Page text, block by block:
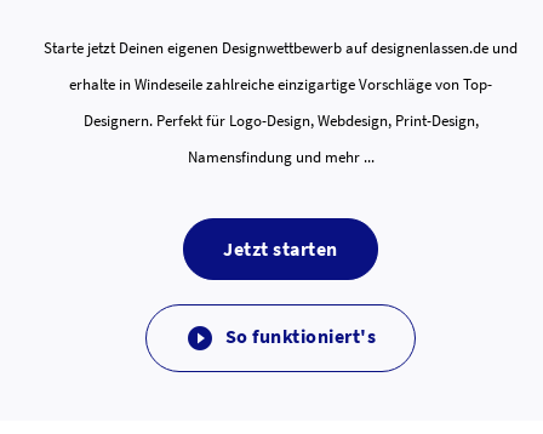
Starte jetzt Deinen eigenen Designwettbewerb auf designenlassen.de und
erhalte in Windeseile zahlreiche einzigartige Vorschläge von Top-
Designern. Perfekt für Logo-Design, Webdesign, Print-Design,
Namensfindung und mehr ...
Jetzt starten
 So funktioniert's